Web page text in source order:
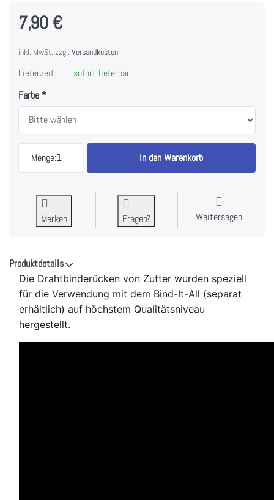
7,90 €
inkl. MwSt. zzgl. Versandkosten
Lieferzeit:
sofort lieferbar
Farbe
Menge:1
Bind-It-All OWire Drahtbinderücken 1/2" in
In den Warenkorb
Merken Fragen? Weitersagen
Produktdetails
Die Drahtbinderücken von Zutter wurden speziell
für die Verwendung mit dem Bind-It-All (separat
erhältlich) auf höchstem Qualitätsniveau
hergestellt.